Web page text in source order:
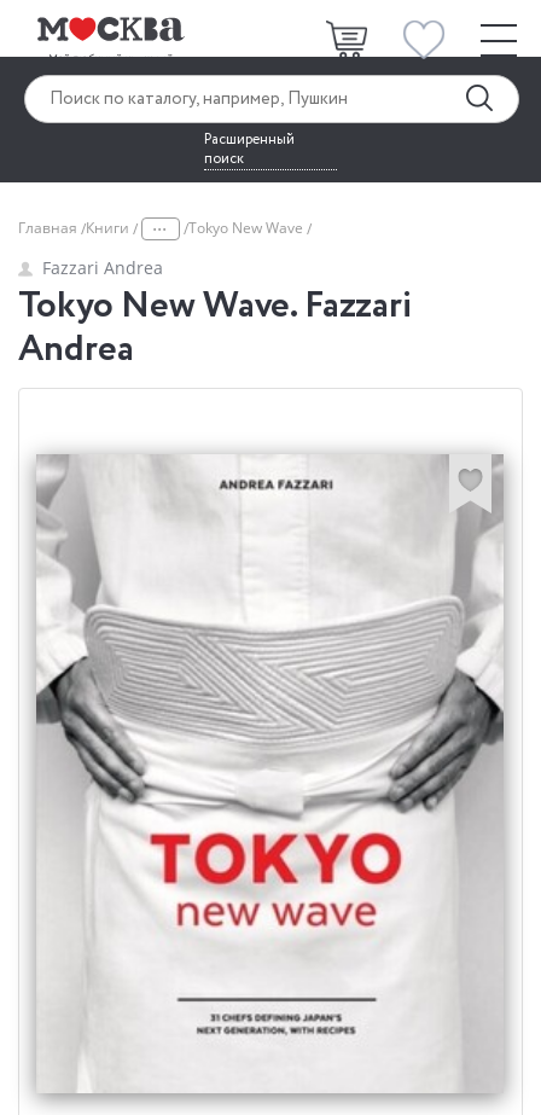
Расширенный
поиск
Главная Книги ... Tokyo New Wave
Fazzari Andrea
Tokyo New Wave. Fazzari
Andrea